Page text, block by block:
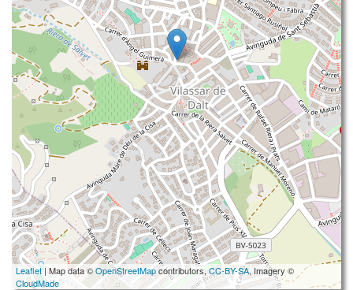
Leaflet| Map data ©OpenStreetMapcontributors, CC-BY-SA, Imagery ©
CloudMade